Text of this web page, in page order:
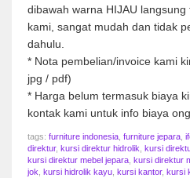
dibawah warna HIJAU
kami, sangat mudah dan tidak
dahulu.
* Nota pembelian/invoice kami
jpg / pdf)
* Harga belum termasuk biaya
kontak kami untuk info biaya
tags: furniture indonesia, furniture jepara,
direktur, kursi direktur hidrolik, kursi
kursi direktur mebel jepara, kursi direktur
jok, kursi hidrolik kayu, kursi kantor, kursi